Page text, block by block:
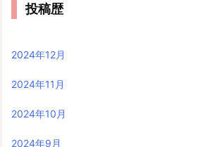
投稿歴
2024年12月
2024年11月
2024年10月
2024年9月